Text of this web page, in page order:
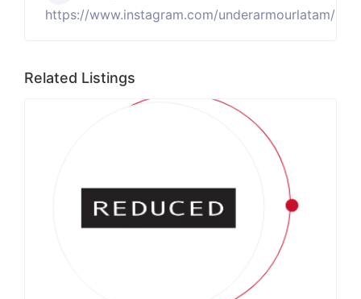
https://www.instagram.com/underarmourlatam/
Related Listings